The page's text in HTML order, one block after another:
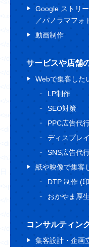
Google ストリ
／パノラマフォ
動画制作
サービスや店舗
Webで集客した
LP制作
SEO対策
PPC広告代
ディスプレ
SNS広告代
紙や映像で集客
DTP 制作 (
おかやま厚
コンサルティン
集客設計・企画
<use xlink:href="https://
<div class="topBlog-head">
<div class="Ttl1 topBlog-
<h2 class="Ttl1-txt fz32
日々執筆中！
<span class="fz72 ffLo
<div class="topBlog-body">